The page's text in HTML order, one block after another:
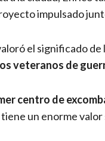
impulsado
el significado de
veteranos de
centro de
tiene un enorme